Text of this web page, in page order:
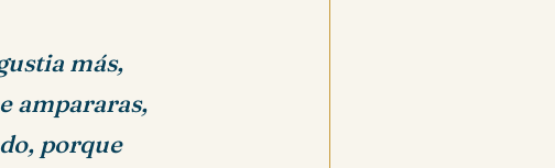
más,
ampararas,
porque